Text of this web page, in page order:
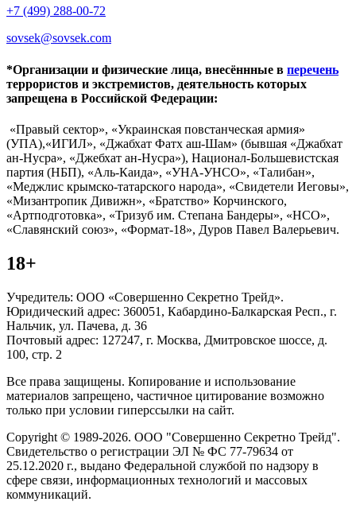
+7 (499) 288-00-72
sovsek@sovsek.com
*Организации и физические лица, внесённные в перечень
террористов и экстремистов, деятельность которых
запрещена в Российской Федерации:
«Правый сектор», «Украинская повстанческая армия»
(УПА),«ИГИЛ», «Джабхат Фатх аш-Шам» (бывшая «Джабхат
ан-Нусра», «Джебхат ан-Нусра»), Национал-Большевистская
партия (НБП), «Аль-Каида», «УНА-УНСО», «Талибан»,
«Меджлис крымско-татарского народа», «Свидетели Иеговы»,
«Мизантропик Дивижн», «Братство» Корчинского,
«Артподготовка», «Тризуб им. Степана Бандеры», «НСО»,
«Славянский союз», «Формат-18», Дуров Павел Валерьевич.
18+
Учредитель: ООО «Совершенно Секретно Трейд».
Юридический адрес: 360051, Кабардино-Балкарская Респ., г.
Нальчик, ул. Пачева, д. 36
Почтовый адрес: 127247, г. Москва, Дмитровское шоссе, д.
100, стр. 2
Все права защищены. Копирование и использование
материалов запрещено, частичное цитирование возможно
только при условии гиперссылки на сайт.
Copyright © 1989-2026. ООО "Совершенно Секретно Трейд".
Свидетельство о регистрации ЭЛ № ФС 77-79634 от
25.12.2020 г., выдано Федеральной службой по надзору в
сфере связи, информационных технологий и массовых
коммуникаций.